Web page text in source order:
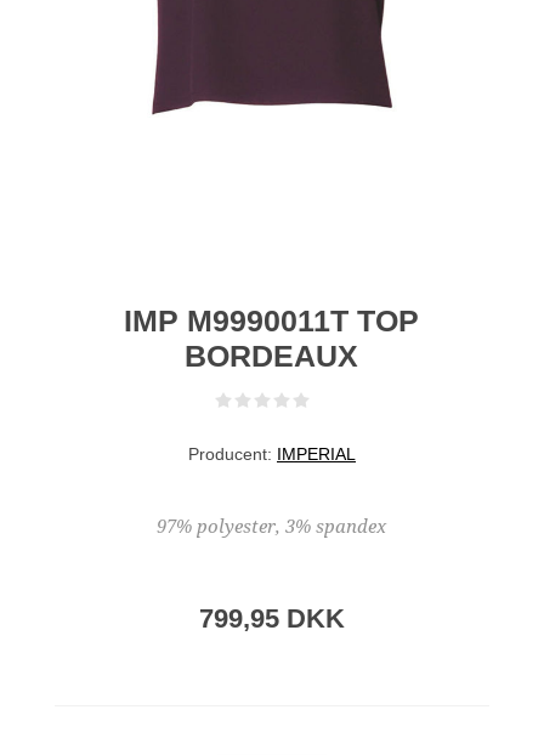
IMP M9990011T TOP
BORDEAUX
Producent: IMPERIAL
97% polyester, 3% spandex
799,95 DKK